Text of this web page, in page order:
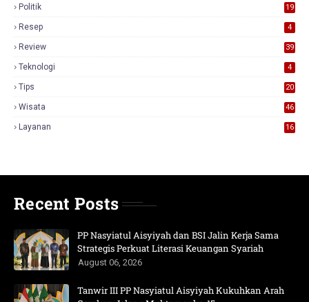
Politik 19
Resep 4
Review
39
Teknologi 4
Tips 20
Wisata 46
Layanan 16
Recent Posts
PP Nasyiatul Aisyiyah dan BSI Jalin Kerja Sama
Strategis Perkuat Literasi Keuangan Syariah
August 06, 2026
Tanwir III PP Nasyiatul Aisyiyah Kukuhkan Arah